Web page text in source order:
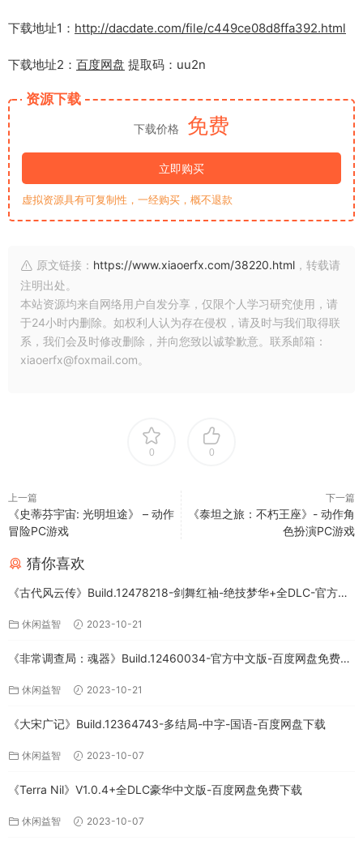
下载地址1： http://dacdate.com/file/c449ce08d8ffa392.html
下载地址2： 百度网盘 提取码：uu2n
资源下载
下载价格 免费
立即购买
虚拟资源具有可复制性，一经购买，概不退款
原文链接： https://www.xiaoerfx.com/38220.html ，转载请
注明出处。
本站资源均来自网络用户自发分享，仅限个人学习研究使用，请
于24小时内删除。如权利人认为存在侵权，请及时与我们取得联
系，我们会及时修改删除，并向您致以诚挚歉意。联系邮箱：
xiaoerfx@foxmail.com。
0 0
上一篇
《史蒂芬宇宙: 光明坦途》 – 动作
冒险PC游戏
下一篇
《泰坦之旅：不朽王座》- 动作角
色扮演PC游戏
猜你喜欢
《古代风云传》Build.12478218-剑舞红袖-绝技梦华+全DLC-官方中
休闲益智 2023-10-21
《非常调查局：魂器》Build.12460034-官方中文版-百度网盘免费下
休闲益智 2023-10-21
《大宋广记》Build.12364743-多结局-中字-国语-百度网盘下载
休闲益智 2023-10-07
《Terra Nil》V1.0.4+全DLC豪华中文版-百度网盘免费下载
休闲益智 2023-10-07